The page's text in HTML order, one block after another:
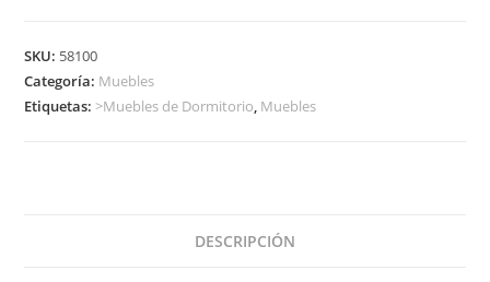
SKU: 58100
Categoría: Muebles
Etiquetas:>Muebles de Dormitorio, Muebles
DESCRIPCIÓN